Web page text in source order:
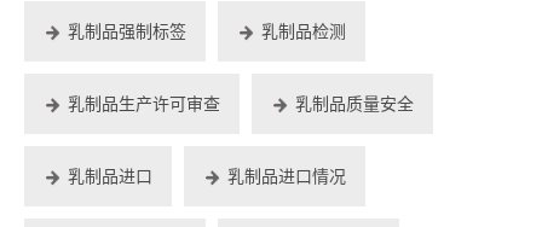
乳制品强制标签 乳制品检测
乳制品生产许可审查 乳制品质量安全
乳制品进口 乳制品进口情况